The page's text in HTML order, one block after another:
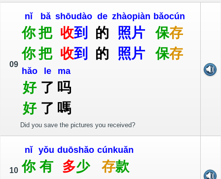
09
nǐ
你
你
bǎ
把
把
shōudào
收到
收到
de
的
的
zhàopiàn
照片
照片
bǎocún
保存
保存
hǎo
好
好
le
了
了
ma
吗
嗎
Did you save the pictures you received?
10
nǐ
你
yǒu
有
duōshǎo
多少
cún kuǎn
存款